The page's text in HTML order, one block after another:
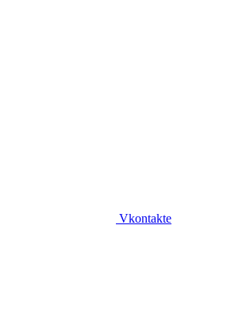
Vkontakte